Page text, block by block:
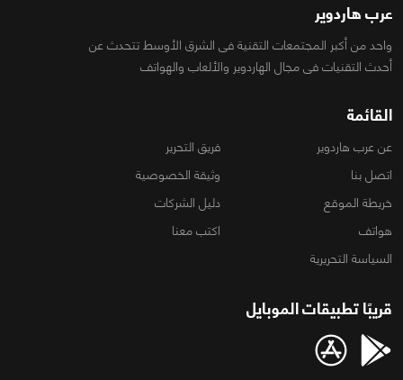
عرب هاردوير
واحد من أكبر المجتمعات التقنية فى الشرق الأوسط تتحدث عن
أحدث التقنيات فى مجال الهاردوير والألعاب والهواتف
القائمة
عن عرب هاردوير
فريق التحرير
اتصل بنا
وثيقة الخصوصية
خريطة الموقع
دليل الشركات
هواتف
اكتب معنا
السياسة التحريرية
قريبًا تطبيقات الموبايل